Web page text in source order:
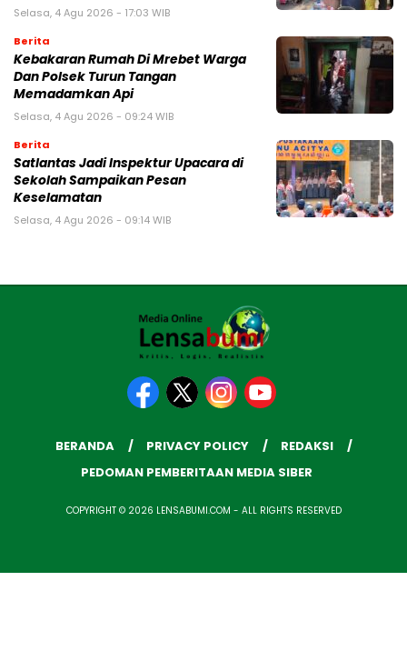
Selasa, 4 Agu 2026 - 17:03 WIB
Berita
Kebakaran Rumah Di Mrebet Warga
Dan Polsek Turun Tangan
Memadamkan Api
Selasa, 4 Agu 2026 - 09:24 WIB
Berita
Satlantas Jadi Inspektur Upacara di
Sekolah Sampaikan Pesan
Keselamatan
Selasa, 4 Agu 2026 - 09:14 WIB
BERANDA PRIVACY POLICY
REDAKSI
PEDOMAN PEMBERITAAN MEDIA SIBER
COPYRIGHT © 2026 LENSABUMI.COM - ALL RIGHTS RESERVED